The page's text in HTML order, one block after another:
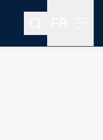
Rechercher